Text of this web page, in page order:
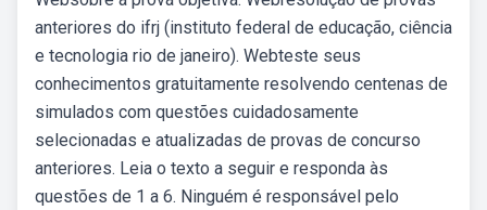
anteriores do ifrj (instituto federal de educação, ciência
e tecnologia rio de janeiro). Webteste seus
conhecimentos gratuitamente resolvendo centenas de
simulados com questões cuidadosamente
selecionadas e atualizadas de provas de concurso
anteriores. Leia o texto a seguir e responda às
questões de 1 a 6. Ninguém é responsável pelo